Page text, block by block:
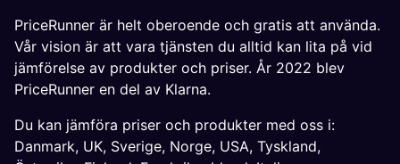
PriceRunner är helt oberoende och gratis att använda.
Vår vision är att vara tjänsten du alltid kan lita på vid
jämförelse av produkter och priser. År 2022 blev
PriceRunner en del av Klarna.
Du kan jämföra priser och produkter med oss i:
Danmark, UK, Sverige, Norge, USA, Tyskland,